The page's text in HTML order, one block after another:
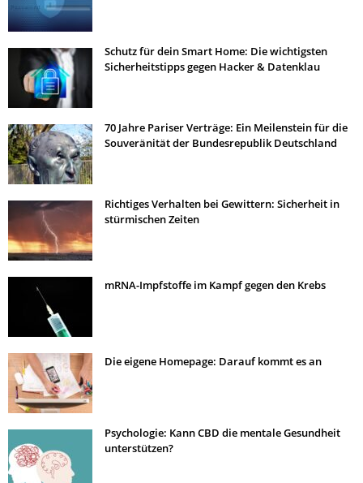
Schutz für dein Smart Home: Die wichtigsten
Sicherheitstipps gegen Hacker & Datenklau
70 Jahre Pariser Verträge: Ein Meilenstein für die
Souveränität der Bundesrepublik Deutschland
Richtiges Verhalten bei Gewittern: Sicherheit in
stürmischen Zeiten
mRNA-Impfstoffe im Kampf gegen den Krebs
Die eigene Homepage: Darauf kommt es an
Psychologie: Kann CBD die mentale Gesundheit
unterstützen?